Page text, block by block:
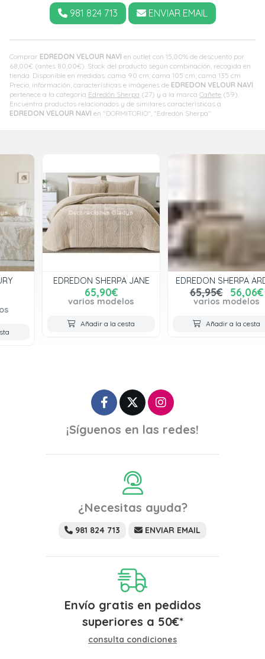
Comprar EDREDON VELOUR NAVI en outlet con 15,00% de descuento por
68,00€ (antes 80,00€). Stock del producto según combinación, recogida en
tienda. Disponible en medidas: cama 90 cm; cama 105 cm; cama 135 cm.
Precio, información, características e imágenes de EDREDON VELOUR NAVI
pertenece a la categoría Edredón Sherpa (27) y a la marca Cañete (59).
Encuentra productos relacionados y de similares características a
EDREDON VELOUR NAVI en "DORMITORIO", "Edredón Sherpa".
981 824 713 ENVIAR EMAIL
EDREDON SHERPA JANE
65,90€
varios modelos
Añadir a la cesta
EDREDON SHERPA ARDEA
65,95€ 56,06€
varios modelos
Añadir a la cesta
¡Síguenos en las redes!
¿Necesitas ayuda?
981 824 713 ENVIAR EMAIL
Envío gratis en pedidos
superiores a 50€*
consulta condiciones